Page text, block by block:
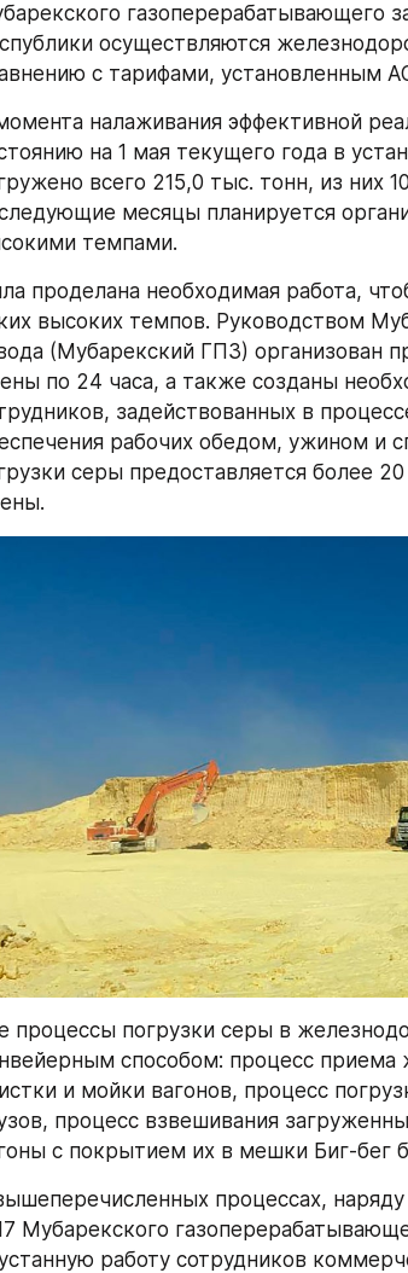
газоперерабатывающего
осуществляются
с тарифами, установленным
налаживания эффективной
на 1 мая текущего года в
всего 215,0 тыс. тонн, из них
месяцы планируется
темпами.
проделана необходимая работа,
высоких темпов. Руководством
(Мубарекский ГПЗ) организован
по 24 часа, а также созданы
задействованных в
рабочих обедом, ужином и
серы предоставляется более
процессы погрузки серы в
способом: процесс
и мойки вагонов, процесс
процесс взвешивания
с покрытием их в мешки Биг-бег
процессах,
Мубарекского
работу сотрудников